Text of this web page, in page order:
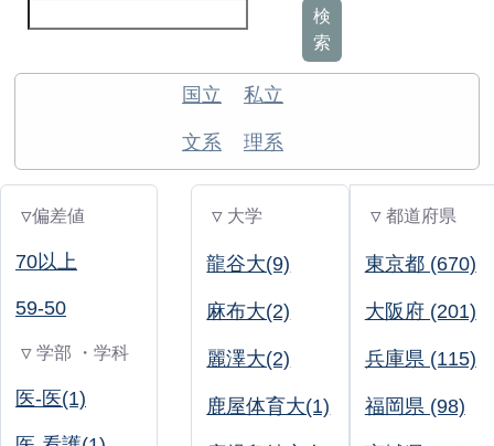
検
索
国立 私立
文系 理系
▽偏差値
70以上
59-50
▽ 学部 ・学科
医-医(1)
▽ 大学
龍谷大(9)
麻布大(2)
麗澤大(2)
鹿屋体育大(1)
▽ 都道府県
東京都 (670)
大阪府 (201)
兵庫県 (115)
福岡県 (98)